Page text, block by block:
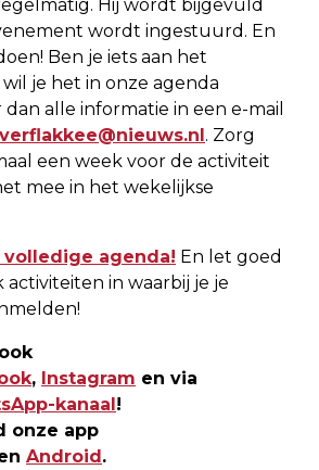
Hij wordt bijgevuld
wordt ingestuurd. En
Ben je iets aan het
je het in onze agenda
alle informatie in een e-mail
. Zorg
een week voor de activiteit
mee in het wekelijkse
volledige agenda! En let goed
activiteiten in waarbij je je
, Instagram en via
kanaal!
onze app
Android.